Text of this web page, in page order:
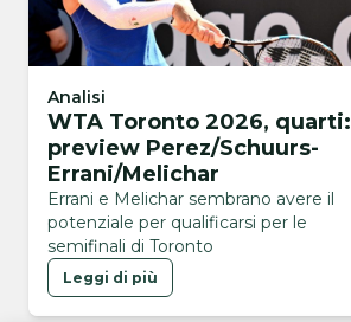
Analisi
WTA Toronto 2026, quarti:
preview Perez/Schuurs-
Errani/Melichar
Errani e Melichar sembrano avere il
potenziale per qualificarsi per le
semifinali di Toronto
Leggi di più